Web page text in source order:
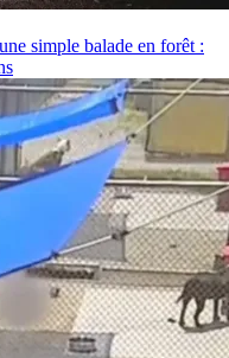
simple balade en forêt :